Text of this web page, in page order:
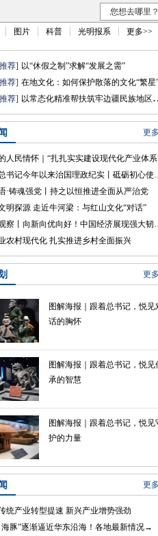
您想去哪里？
图片 科普 光明报系 更多>>